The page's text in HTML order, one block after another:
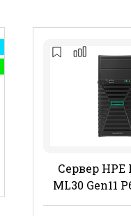
Сервер
ML30 Gen11